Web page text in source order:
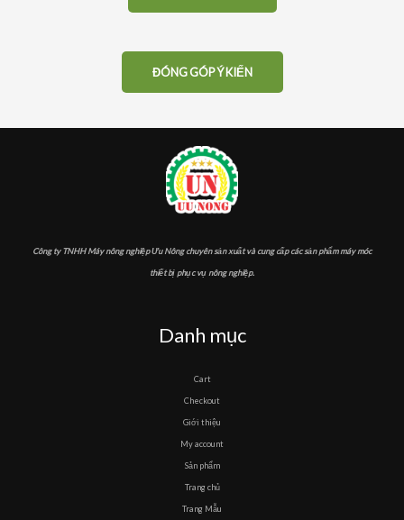
ĐÓNG GÓP Ý KIẾN
Công ty TNHH Máy nông nghiệp Ưu Nông chuyên sản xuất và cung cấp các sản phẩm máy móc
thiết bị phục vụ nông nghiệp.
Danh mục
Cart
Checkout
Giới thiệu
My account
Sản phẩm
Trang chủ
Trang Mẫu